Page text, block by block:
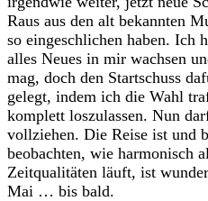
Raus aus den alt bekannten
so eingeschlichen haben. Ich
alles Neues in mir wachsen
mag, doch den Startschuss
gelegt, indem ich die Wahl
komplett loszulassen. Nun
vollziehen. Die Reise ist und
beobachten, wie harmonisch
Zeitqualitäten läuft, ist
Mai … bis bald.